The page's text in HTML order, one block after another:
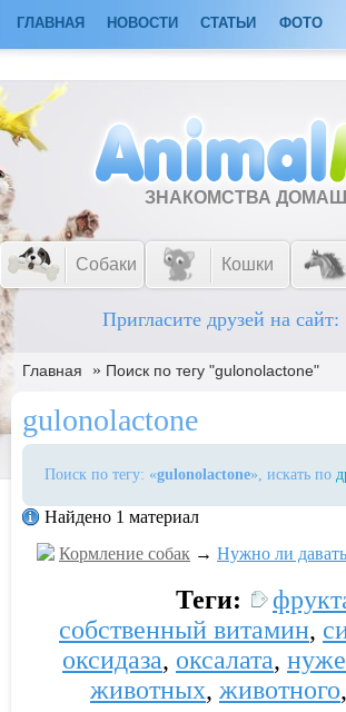
ГЛАВНАЯ НОВОСТИ СТАТЬИ ФОТО
ЗНАКОМСТВА
Собаки Кошки
Пригласите друзей на сайт:
Главная » Поиск по тегу "gulonolactone"
gulonolactone
Поиск по тегу: «gulonolactone», искать по
Найдено 1 материал
Кормление собак → Нужно ли
Теги:
собственный витамин,
оксидаза, оксалата,
животных, животного,